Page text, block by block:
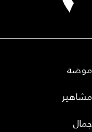
موضة
مشاهير
جمال